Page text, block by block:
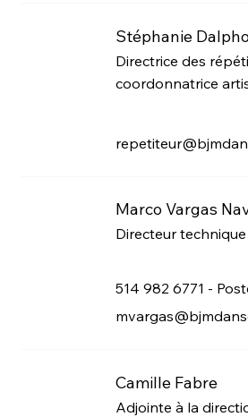
Stéphanie
Directrice des
coordonnatrice
Marco Vargas
Directeur technique
514 982 6771 -
Camille Fabre
Adjointe à la